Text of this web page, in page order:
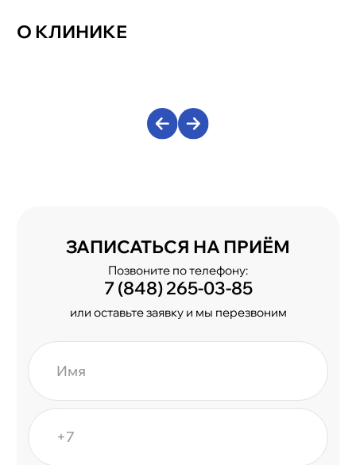
О КЛИНИКЕ
ЗАПИСАТЬСЯ НА ПРИЁМ
Позвоните по телефону:
7 (848) 265-03-85
или оставьте заявку и мы перезвоним